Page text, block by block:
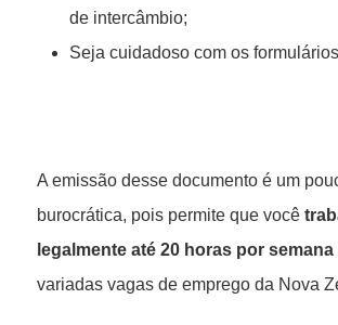
de intercâmbio;
Seja cuidadoso com os
A emissão desse documento é um
burocrática, pois permite que você
legalmente até 20 horas por semana
variadas vagas de emprego da Nova